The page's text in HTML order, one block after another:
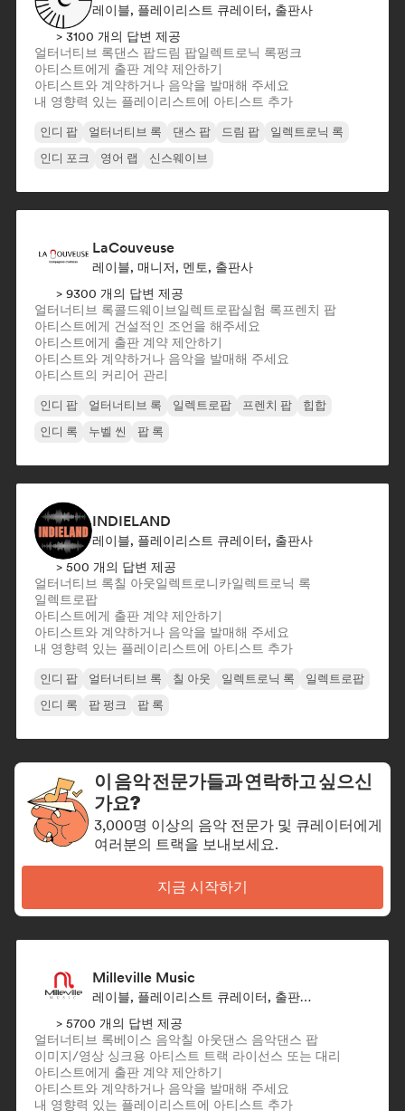
레이블, 플레이리스트 큐레이터, 출판사
> 3100 개의 답변 제공
얼터너티브 록댄스 팝드림 팝일렉트로닉 록펑크
아티스트에게 출판 계약 제안하기
아티스트와 계약하거나 음악을 발매해 주세요
내 영향력 있는 플레이리스트에 아티스트 추가
인디 팝 얼터너티브 록 댄스 팝 드림 팝
일렉트로닉 록
인디 포크
영어 랩 신스웨이브
LaCouveuse
레이블, 매니저, 멘토, 출판사
> 9300 개의 답변 제공
얼터너티브 록콜드웨이브일렉트로팝실험 록프렌치 팝
아티스트에게 건설적인 조언을 해주세요
아티스트에게 출판 계약 제안하기
아티스트와 계약하거나 음악을 발매해 주세요
아티스트의 커리어 관리
인디 팝 얼터너티브 록 일렉트로팝 프렌치 팝
힙합
인디 록
누벨 씬 팝 록
INDIELAND
레이블, 플레이리스트 큐레이터, 출판사
> 500 개의 답변 제공
얼터너티브 록칠 아웃일렉트로니카일렉트로닉 록
일렉트로팝
아티스트에게 출판 계약 제안하기
아티스트와 계약하거나 음악을 발매해 주세요
내 영향력 있는 플레이리스트에 아티스트 추가
인디 팝 얼터너티브 록 칠 아웃 일렉트로닉 록
일렉트로팝
인디 록
팝 펑크 팝 록
이 음악 전문가들과 연락하고 싶으신
가요?
3,000명 이상의 음악 전문가 및 큐레이터에게
여러분의 트랙을 보내보세요.
지금 시작하기
Milleville Music
레이블, 플레이리스트 큐레이터, 출판사, 싱크 슈퍼바이저
> 5700 개의 답변 제공
얼터너티브 록베이스 음악칠 아웃댄스 음악댄스 팝
이미지/영상 싱크용 아티스트 트랙 라이선스 또는 대리
아티스트에게 출판 계약 제안하기
아티스트와 계약하거나 음악을 발매해 주세요
내 영향력 있는 플레이리스트에 아티스트 추가